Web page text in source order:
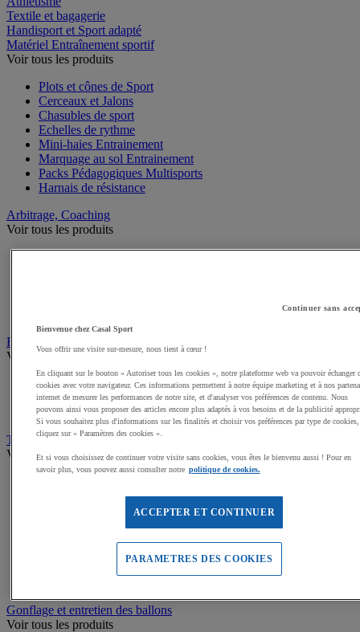
Textile et bagagerie
Handisport et Sport adapté
Matériel Entraînement sportif
Voir tous les produits
Plots et cônes de Sport
Cerceaux et Jalons
Chasubles de sport
Echelles de rythme
Mini-haies Entrainement
Marquage au sol Entrainement
Packs Pédagogiques Multisports
Harnais de résistance
Arbitrage, Coaching
Voir tous les produits
Récompenses sportives
Voir tous les produits
Coupes et trophées sportifs
Médailles, Rubans
Podiums de sport
Transport et Rangement
Voir tous les produits
Chariots de manutention
Coffres et malles de rangement
Bacs de rangement
Gonflage et entretien des ballons
Voir tous les produits
Continuer sans
Bienvenue chez Casal Sport
Vous offrir une visite sur-mesure, nous tient à cœur !
En cliquant sur le bouton « Autoriser tous les cookies », notre plateforme web va pouvoir échanger
cookies avec votre navigateur. Ces informations permettent à notre équipe marketing et à nos
internet de mesurer les performances de notre site, et d'analyser vos préférences de contenu. Nous
pouvons ainsi vous proposer des articles encore plus adaptés à vos besoins et de la publicité
Si vous souhaitez plus d'informations sur les finalités et choisir vos préférences par type de cookies,
cliquez sur « Paramètres des cookies ».
Et si vous choisissez de continuer votre visite sans cookies, vous êtes le bienvenu aussi ! Pour en
savoir plus, vous pouvez aussi consulter notre politique de cookies.
ACCEPTER ET CONTINUER
PARAMETRES DES COOKIES